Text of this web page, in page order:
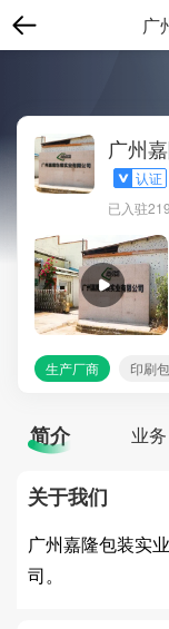
广
广州
认证
已入驻
生产厂商 印刷
简介 业务
关于我们
广州嘉隆包装实
司。